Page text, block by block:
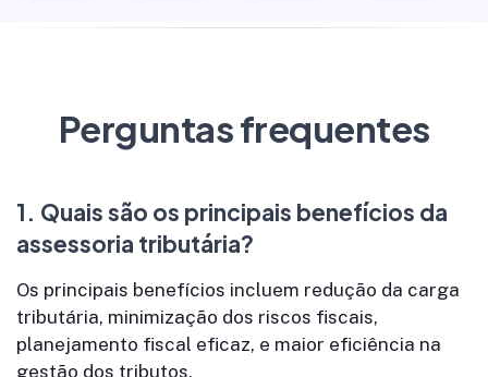
Perguntas frequentes
1. Quais são os principais benefícios da
assessoria tributária?
Os principais benefícios incluem redução da carga
tributária, minimização dos riscos fiscais,
planejamento fiscal eficaz, e maior eficiência na
gestão dos tributos.